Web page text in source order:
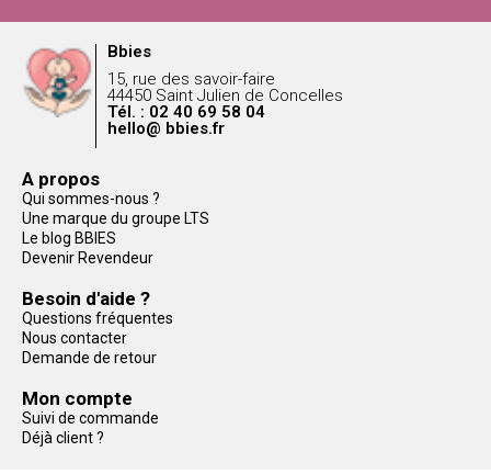
Bbies
15, rue des savoir-faire
44450 Saint Julien de Concelles
Tél. : 02 40 69 58 04
hello@ bbies.fr
A propos
Qui sommes-nous ?
Une marque du groupe LTS
Le blog BBIES
Devenir Revendeur
Besoin d'aide ?
Questions fréquentes
Nous contacter
Demande de retour
Mon compte
Suivi de commande
Déjà client ?